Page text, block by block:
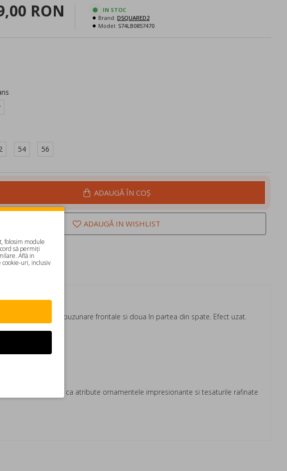
RON
IN STOC
Brand: DSQUARED2
Model: S74LB0857470
54 56
ADAUGĂ ÎN COŞ
ADAUGĂ IN WISHLIST
canadian. Doua buzunare frontale si doua In partea din spate. Efect uzat.
indraznete au ca atribute ornamentele impresionante si tesaturile rafinate
folosim module
să permiți
Află in
uri, inclusiv